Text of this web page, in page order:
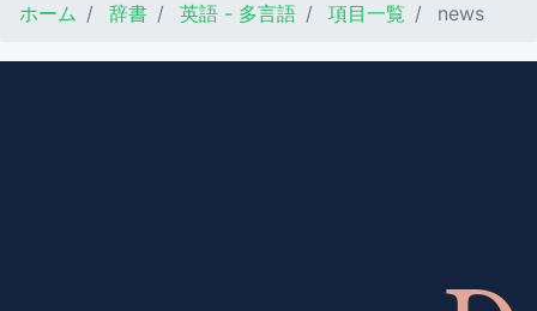
ホーム
辞書 英語 - 多言語 項目一覧 news